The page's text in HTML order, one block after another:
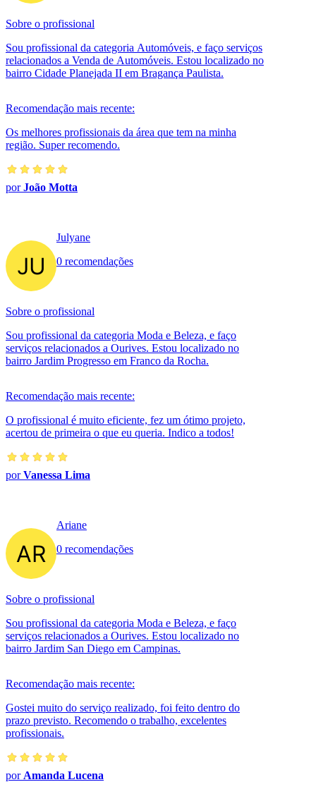
Sobre o profissional
Sou profissional da categoria Automóveis, e faço serviços
relacionados a Venda de Automóveis. Estou localizado no
bairro Cidade Planejada II em Bragança Paulista.
Recomendação mais recente:
Os melhores profissionais da área que tem na minha
região. Super recomendo.
porJoão Motta
Julyane
0 recomendações
Sobre o profissional
Sou profissional da categoria Moda e Beleza, e faço
serviços relacionados a Ourives. Estou localizado no
bairro Jardim Progresso em Franco da Rocha.
Recomendação mais recente:
O profissional é muito eficiente, fez um ótimo projeto,
acertou de primeira o que eu queria. Indico a todos!
porVanessa Lima
Ariane
0 recomendações
Sobre o profissional
Sou profissional da categoria Moda e Beleza, e faço
serviços relacionados a Ourives. Estou localizado no
bairro Jardim San Diego em Campinas.
Recomendação mais recente:
Gostei muito do serviço realizado, foi feito dentro do
prazo previsto. Recomendo o trabalho, excelentes
profissionais.
por Amanda Lucena